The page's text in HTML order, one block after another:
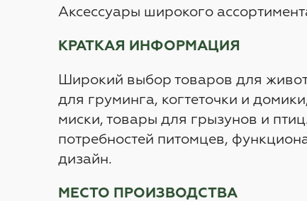
Аксессуары широкого
КРАТКАЯ ИНФОРМАЦИЯ
Широкий выбор товаров для
для груминга, когтеточки и
миски, товары для грызунов и
потребностей питомцев,
дизайн.
МЕСТО ПРОИЗВОДСТВА